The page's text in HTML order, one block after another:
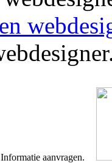
aanvragen.